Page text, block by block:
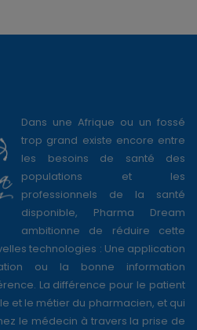
Dans une Afrique ou un fossé
trop grand existe encore entre
les besoins de santé des
populations et les
professionnels de la santé
disponible, Pharma Dream
ambitionne de réduire cette
technologies : Une application
ou la bonne information
La différence pour le patient
et le métier du pharmacien, et qui
le médecin à travers la prise de